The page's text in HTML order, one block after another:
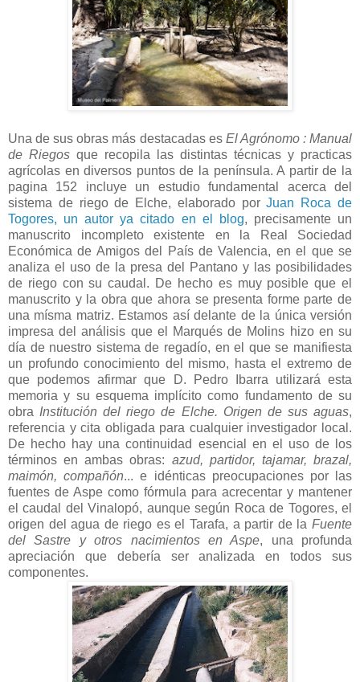
Una de sus obras más destacadas es El Agrónomo : Manual
de Riegos que recopila las distintas técnicas y practicas
agrícolas en diversos puntos de la península. A partir de la
pagina 152 incluye un estudio fundamental acerca del
sistema de riego de Elche, elaborado porJuan Roca de
Togores, un autor ya citado en el blog, precisamente un
manuscrito incompleto existente en la Real Sociedad
Económica de Amigos del País de Valencia, en el que se
analiza el uso de la presa del Pantano y las posibilidades
de riego con su caudal. De hecho es muy posible que el
manuscrito y la obra que ahora se presenta forme parte de
una mísma matriz. Estamos así delante de la única versión
impresa del análisis que el Marqués de Molins hizo en su
día de nuestro sistema de regadío, en el que se manifiesta
un profundo conocimiento del mismo, hasta el extremo de
que podemos afirmar que D. Pedro Ibarra utilizará esta
memoria y su esquema implícito como fundamento de su
obra Institución del riego de Elche. Origen de sus aguas,
referencia y cita obligada para cualquier investigador local.
De hecho hay una continuidad esencial en el uso de los
términos en ambas obras: azud, partidor, tajamar, brazal,
maimón, compañón... e idénticas preocupaciones por las
fuentes de Aspe como fórmula para acrecentar y mantener
el caudal del Vinalopó, aunque según Roca de Togores, el
origen del agua de riego es el Tarafa, a partir de la Fuente
del Sastre y otros nacimientos en Aspe, una profunda
apreciación que debería ser analizada en todos sus
componentes.